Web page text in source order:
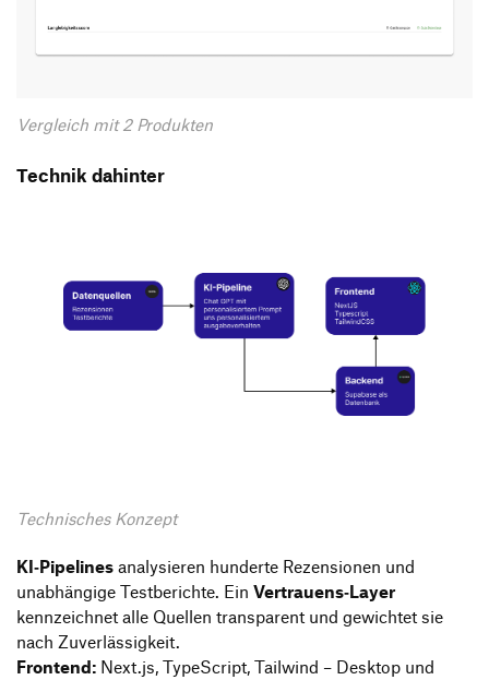
Vergleich mit 2 Produkten
Technik dahinter
Technisches Konzept
KI‑Pipelines analysieren hunderte Rezensionen und
unabhängige Testberichte. Ein Vertrauens‑Layer
kennzeichnet alle Quellen transparent und gewichtet sie
nach Zuverlässigkeit.
Frontend: Next.js, TypeScript, Tailwind – Desktop und